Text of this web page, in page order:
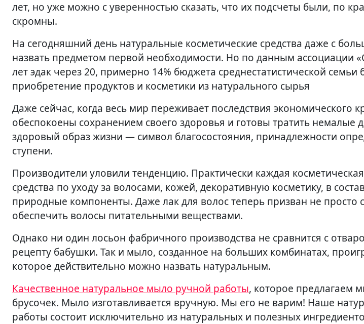
лет, но уже можно с уверенностью сказать, что их подсчеты были, по
скромны.
На сегодняшний день натуральные косметические средства даже с
назвать предметом первой необходимости. Но по данным ассоциации
лет эдак через 20, примерно 14% бюджета среднестатистической семьи
приобретение продуктов и косметики из натурального сырья
Даже сейчас, когда весь мир переживает последствия экономического
обеспокоены сохранением своего здоровья и готовы тратить немалые
здоровый образ жизни — символ благосостояния, принадлежности
ступени.
Производители уловили тенденцию. Практически каждая
средства по уходу за волосами, кожей, декоративную косметику, в
природные компоненты. Даже лак для волос теперь призван не просто
обеспечить волосы питательными веществами.
Однако ни один лосьон фабричного производства не сравнится с
рецепту бабушки. Так и мыло, созданное на больших комбинатах,
которое действительно можно назвать натуральным.
Качественное натуральное мыло ручной работы, которое предлагаем
брусочек. Мыло изготавливается вручную. Мы его не варим! Наше
работы состоит исключительно из натуральных и полезных